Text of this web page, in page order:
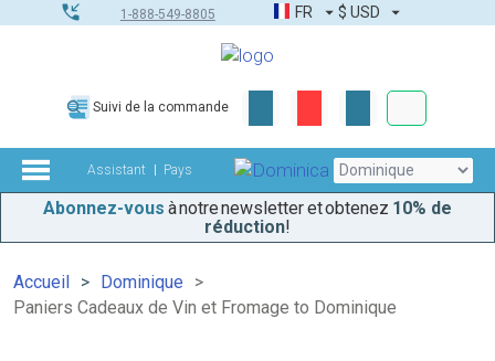
1-888-549-8805 FR $ USD
Suivi de la commande
Assistant Pays
Abonnez-vous à notre newsletter et obtenez 10% de
réduction!
Accueil
Dominique
Paniers Cadeaux de Vin et Fromage to Dominique